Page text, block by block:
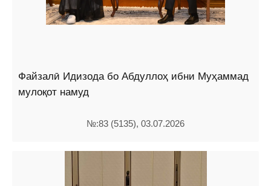
Файзалӣ Идизода бо Абдуллоҳ ибни Муҳаммад
мулоқот намуд
№:83 (5135), 03.07.2026